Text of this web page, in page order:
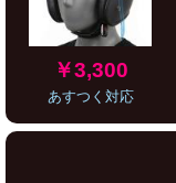
￥3,300
あすつく対応